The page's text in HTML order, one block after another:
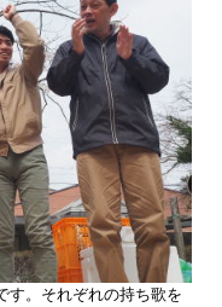
す。それぞれの持ち歌を